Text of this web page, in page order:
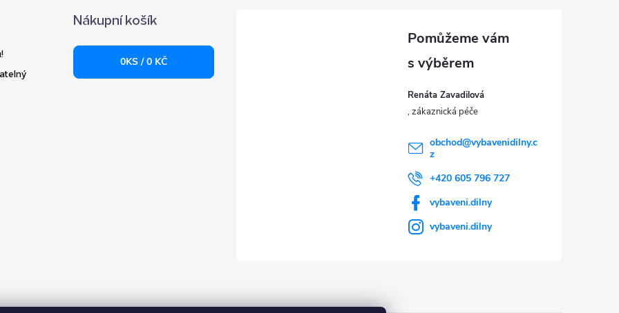
Nákupní košík
0KS /0 KČ
Renáta Zavadilová
obchod@vybavenidilny.c
z
+420 605 796 727
vybaveni.dilny
vybaveni.dilny